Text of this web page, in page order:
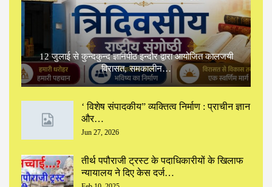
12 जुलाई से कुन्दकुन्द ज्ञानपीठ इन्दौर द्वारा आयोजित कालजयी
विरासत, समकालीन…
‘ विशेष संपादकीय” ‌व्यक्तित्व निर्माण : प्राचीन ज्ञान
और…
Jun 27, 2026
तीर्थ पपौराजी ट्रस्ट के पदाधिकारीयों के खिलाफ
न्यायालय ने दिए केस दर्ज…